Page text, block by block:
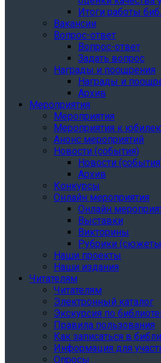
Итоги работы
Вакансии
Вопрос-ответ
Вопрос-ответ
Задать вопрос
Награды и поощрения
Награды и
Архив
Мероприятия
Мероприятия
Мероприятия к
Анонс мероприятий
Новости (события)
Новости
Архив
Конкурсы
Онлайн мероприятия
Онлайн
Выставки
Викторины
Рубрики
Наши проекты
Наши издания
Читателям
Читателям
Электронный каталог
Экскурсия по
Правила пользования
Как записаться в
Информация для
Опросы